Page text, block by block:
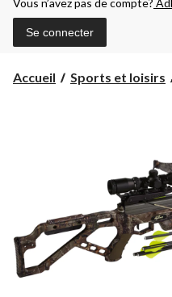
Se connecter
Accueil Sports et loisirs